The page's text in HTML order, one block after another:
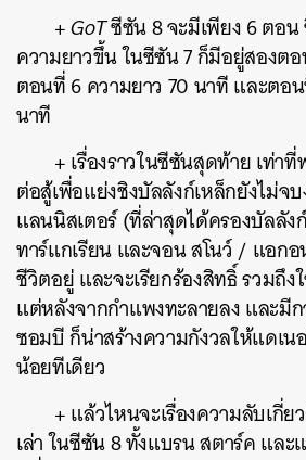
+GoTซีซัน 8 จะมีเพียง 6 ตอ
ความยาวขึ้น ในซีซัน 7 ก็มีอยู่สองต
ตอนที่ 6 ความยาว 70 นาที และตอ
นาที
+ เรื่องราวในซีซันสุดท้าย เท่า
ต่อสู้เพื่อแย่งชิงบัลลังก์เหล็กยังไม่จ
แลนนิสเตอร์ (ที่ล่าสุดได้ครองบัลลัง
ทาร์แกเรียน และจอน สโนว์ / แอก
ชีวิตอยู่ และจะเรียกร้องสิทธิ์ รวมถึ
แต่หลังจากกำแพงทะลายลง และมี
ซอมบี ก็น่าสร้างความกังวลให้แดเ
น้อยทีเดียว
+ แล้วไหนจะเรื่องความลับเกี่
เล่า ในซีซัน 8 ทั้งแบรน สตาร์ค และ